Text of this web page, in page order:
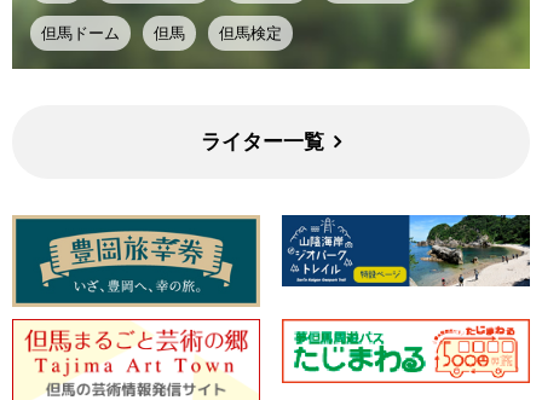
但馬ドーム 但馬 但馬検定
ライター一覧